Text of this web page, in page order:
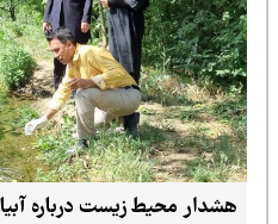
هشدار محیط زیست درباره آبیاری